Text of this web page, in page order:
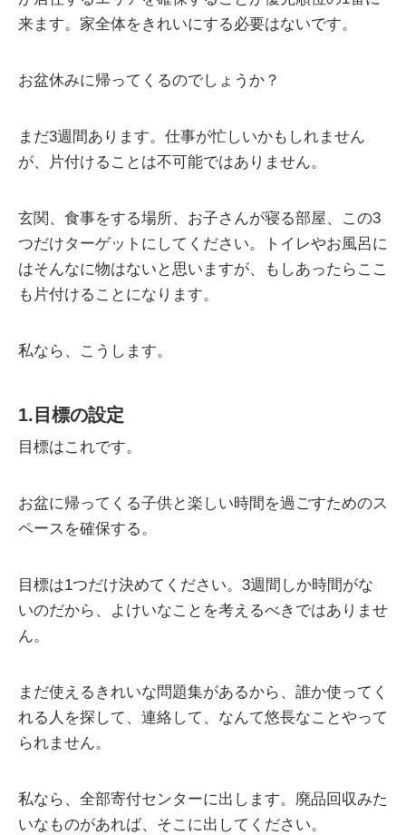
来ます。家全体をきれいにする必要はないです。
お盆休みに帰ってくるのでしょうか？
まだ3週間あります。仕事が忙しいかもしれません
が、片付けることは不可能ではありません。
玄関、食事をする場所、お子さんが寝る部屋、この3
つだけターゲットにしてください。トイレやお風呂に
はそんなに物はないと思いますが、もしあったらここ
も片付けることになります。
私なら、こうします。
1.目標の設定
目標はこれです。
お盆に帰ってくる子供と楽しい時間を過ごすためのス
ペースを確保する。
目標は1つだけ決めてください。3週間しか時間がな
いのだから、よけいなことを考えるべきではありませ
ん。
まだ使えるきれいな問題集があるから、誰か使ってく
れる人を探して、連絡して、なんて悠長なことやって
られません。
私なら、全部寄付センターに出します。廃品回収みた
いなものがあれば、そこに出してください。